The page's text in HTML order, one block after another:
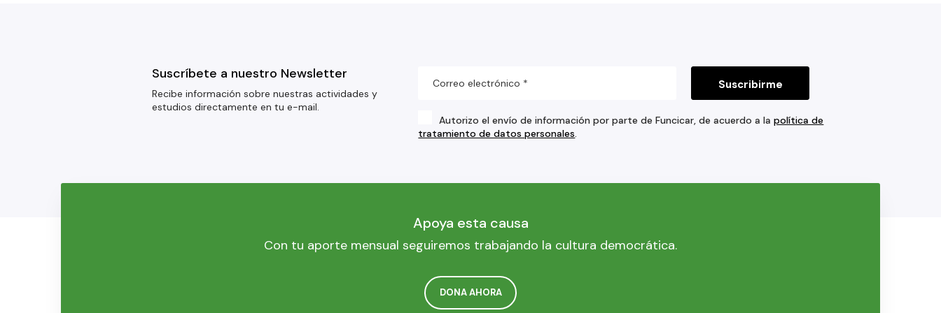
Suscríbete a nuestro Newsletter
Recibe información sobre nuestras actividades y
estudios directamente en tu e-mail.
Autorizo el envío de información por parte de Funcicar, de acuerdo a lapolítica de
tratamiento de datos personales.
Apoya esta causa
Con tu aporte mensual seguiremos trabajando la cultura democrática.
DONA AHORA